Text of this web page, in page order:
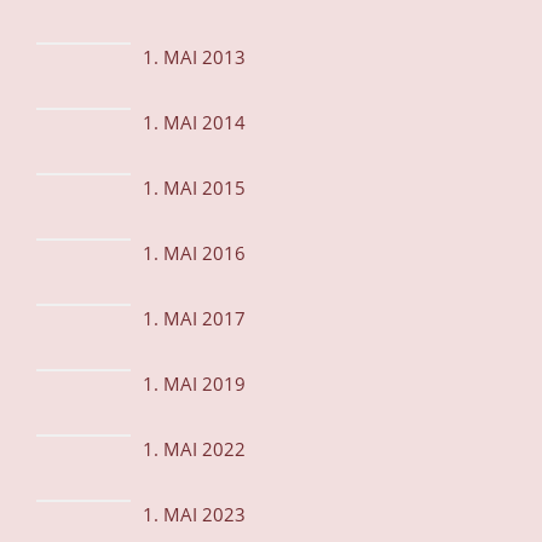
1. MAI 2013
1. MAI 2014
1. MAI 2015
1. MAI 2016
1. MAI 2017
1. MAI 2019
1. MAI 2022
1. MAI 2023